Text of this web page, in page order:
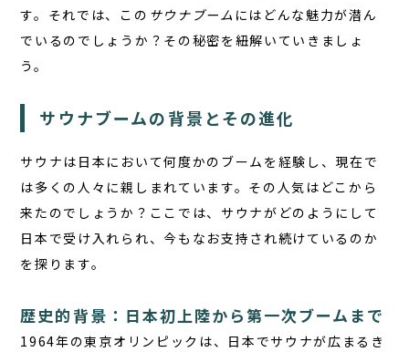
す。それでは、この サウナブーム にはどんな魅力が潜ん
でいるのでしょうか？その秘密を紐解いていきましょ
う。
サウナブームの背景とその進化
サウナは日本において何度かのブームを経験し、現在で
は多くの人々に親しまれています。その人気はどこから
来たのでしょうか？ここでは、サウナがどのようにして
日本で受け入れられ、今もなお支持され続けているのか
を探ります。
歴史的背景：日本初上陸から第一次ブームまで
1964年の東京オリンピックは、日本でサウナが広まるき